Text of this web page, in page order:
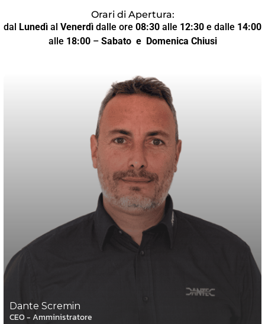
Orari di Apertura:
dal Lunedì al Venerdì dalle ore 08:30 alle 12:30 e dalle 14:00
alle 18:00– Sabato e Domenica Chiusi
Dante Scremin
CEO - Amministratore